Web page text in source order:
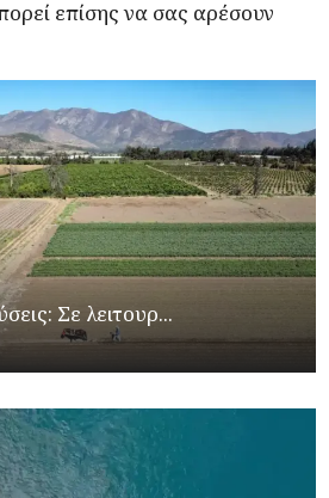
επίσης να σας αρέσουν
Σε λειτουρ...